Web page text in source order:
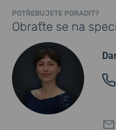
POTŘEBUJETE PORADIT?
Obraťte se na